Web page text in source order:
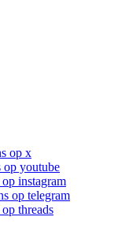
op x
op youtube
instagram
op telegram
threads